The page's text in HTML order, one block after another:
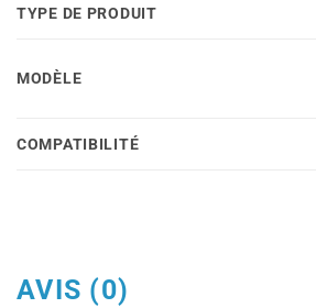
TYPE DE PRODUIT
MODÈLE
COMPATIBILITÉ
AVIS (0)